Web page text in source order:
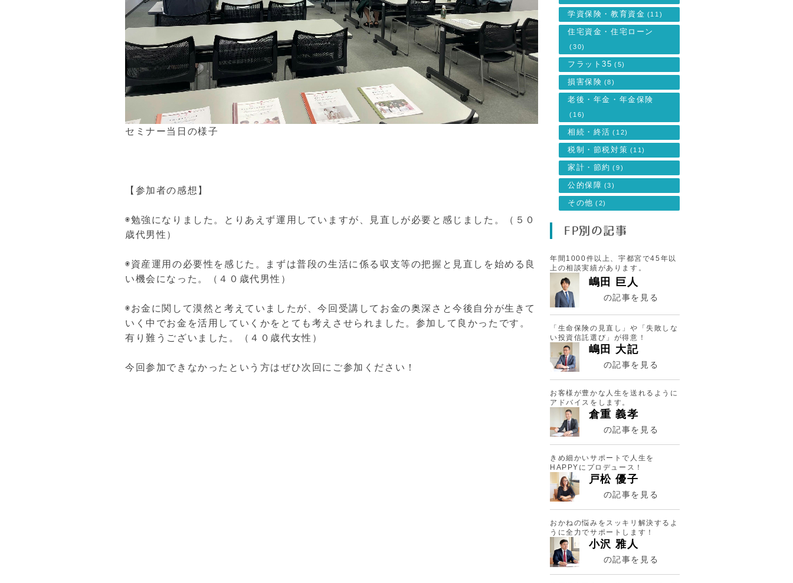
セミナー当日の様子
【参加者の感想】
◉勉強になりました。とりあえず運用していますが、見直しが必要と感じました。（５０
歳代男性）
◉資産運用の必要性を感じた。まずは普段の生活に係る収支等の把握と見直しを始める良
い機会になった。（４０歳代男性）
◉お金に関して漠然と考えていましたが、今回受講してお金の奥深さと今後自分が生きて
いく中でお金を活用していくかをとても考えさせられました。参加して良かったです。
有り難うございました。（４０歳代女性）
今回参加できなかったという方はぜひ次回にご参加ください！
学資保険・教育資金 (11)
住宅資金・住宅ローン
(30)
フラット35 (5)
損害保険 (8)
老後・年金・年金保険
(16)
相続・終活 (12)
税制・節税対策 (11)
家計・節約 (9)
公的保障 (3)
その他 (2)
FP別の記事
年間1000件以上、宇都宮で45年以
上の相談実績があります。
嶋田 巨人
の記事を見る
「生命保険の見直し」や「失敗しな
い投資信託選び」が得意！
嶋田 大記
の記事を見る
お客様が豊かな人生を送れるように
アドバイスをします。
倉重 義孝
の記事を見る
きめ細かいサポートで人生を
HAPPYにプロデュース！
戸松 優子
の記事を見る
おかねの悩みをスッキリ解決するよ
うに全力でサポートします！
小沢 雅人
の記事を見る